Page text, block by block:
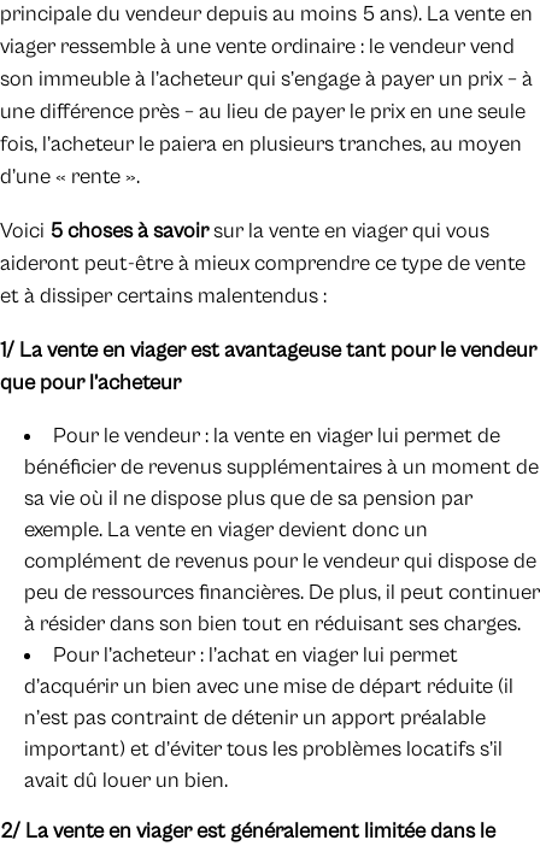
principale du vendeur depuis au moins 5 ans). La vente en
viager ressemble à une vente ordinaire : le vendeur vend
son immeuble à l’acheteur qui s’engage à payer un prix – à
une différence près – au lieu de payer le prix en une seule
fois, l’acheteur le paiera en plusieurs tranches, au moyen
d’une « rente ».
Voici 5 choses à savoirsur la vente en viager qui vous
aideront peut-être à mieux comprendre ce type de vente
et à dissiper certains malentendus :
1/ La vente en viager est avantageuse tant pour le vendeur
que pour l’acheteur
Pour le vendeur : la vente en viager lui permet de
bénéficier de revenus supplémentaires à un moment de
sa vie où il ne dispose plus que de sa pension par
exemple. La vente en viager devient donc un
complément de revenus pour le vendeur qui dispose de
peu de ressources financières. De plus, il peut continuer
à résider dans son bien tout en réduisant ses charges.
Pour l’acheteur : l’achat en viager lui permet
d’acquérir un bien avec une mise de départ réduite (il
n’est pas contraint de détenir un apport préalable
important) et d’éviter tous les problèmes locatifs s’il
avait dû louer un bien.
2/ La vente en viager est généralement limitée dans le